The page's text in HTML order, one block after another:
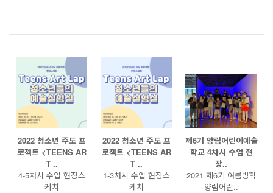
2022 청소년 주도 프
로젝트 <TEENS AR
T ..
4-5차시 수업 현장스
케치
2022 청소년 주도 프
로젝트 <TEENS AR
T ..
1-3차시 수업 현장스
케치
제6기 양림어린이예술
학교 4차시 수업 현
장..
2021 제6기 여름방학
양림어린..